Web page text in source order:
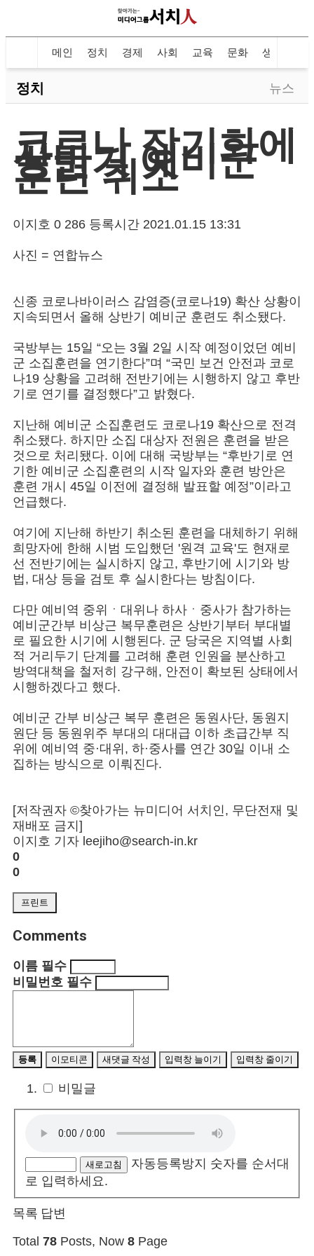
메인 정치 경제 사회 교육 문화 생활
정치 뉴스
코로나 장기화에
상반기 예비군
훈련 취소
이지호 0 286 등록시간 2021.01.15 13:31
사진 = 연합뉴스
신종 코로나바이러스 감염증(코로나19) 확산 상황이
지속되면서 올해 상반기 예비군 훈련도 취소됐다.
국방부는 15일 “오는 3월 2일 시작 예정이었던 예비
군 소집훈련을 연기한다”며 “국민 보건 안전과 코로
나19 상황을 고려해 전반기에는 시행하지 않고 후반
기로 연기를 결정했다”고 밝혔다.
지난해 예비군 소집훈련도 코로나19 확산으로 전격
취소됐다. 하지만 소집 대상자 전원은 훈련을 받은
것으로 처리됐다. 이에 대해 국방부는 “후반기로 연
기한 예비군 소집훈련의 시작 일자와 훈련 방안은
훈련 개시 45일 이전에 결정해 발표할 예정”이라고
언급했다.
여기에 지난해 하반기 취소된 훈련을 대체하기 위해
희망자에 한해 시범 도입했던 '원격 교육'도 현재로
선 전반기에는 실시하지 않고, 후반기에 시기와 방
법, 대상 등을 검토 후 실시한다는 방침이다.
다만 예비역 중위ㆍ대위나 하사ㆍ중사가 참가하는
예비군간부 비상근 복무훈련은 상반기부터 부대별
로 필요한 시기에 시행된다. 군 당국은 지역별 사회
적 거리두기 단계를 고려해 훈련 인원을 분산하고
방역대책을 철저히 강구해, 안전이 확보된 상태에서
시행하겠다고 했다.
예비군 간부 비상근 복무 훈련은 동원사단, 동원지
원단 등 동원위주 부대의 대대급 이하 초급간부 직
위에 예비역 중·대위, 하·중사를 연간 30일 이내 소
집하는 방식으로 이뤄진다.
[저작권자 ©찾아가는 뉴미디어 서치인, 무단전재 및
재배포 금지]
이지호 기자 leejiho@search-in.kr
0
0
프린트
Comments
이름 필수
비밀번호 필수
등록 이모티콘 새댓글 작성 입력창 늘이기 입력창 줄이기
비밀글
새로고침
자동등록방지 숫자를 순서대
로 입력하세요.
목록 답변
Total 78 Posts, Now 8 Page